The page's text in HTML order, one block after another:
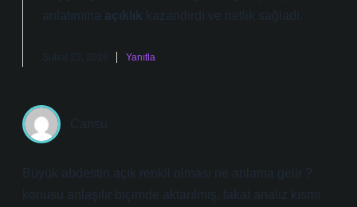
anlatımına açıklık kazandırdı ve netlik sağladı.
Şubat 23, 2026 Yanıtla
Cansu
Büyük abdestin açık renkli olması ne anlama gelir ?
konusu anlaşılır biçimde aktarılmış, fakat analiz kısmı